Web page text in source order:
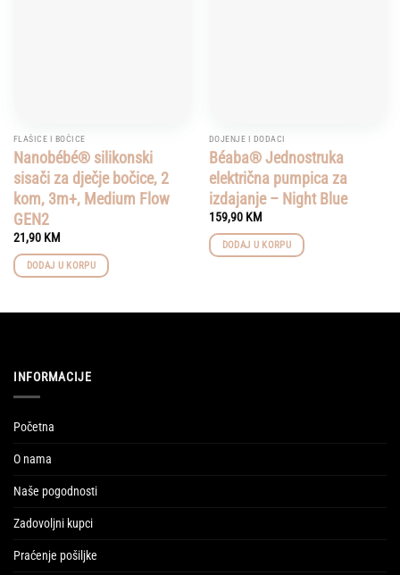
FLAŠICE I BOČICE
Nanobébé® silikonski
sisači za dječje bočice, 2
kom, 3m+, Medium Flow
GEN2
21,90 KM
DODAJ U KORPU
DOJENJE I DODACI
Béaba® Jednostruka
električna pumpica za
izdajanje – Night Blue
159,90 KM
DODAJ U KORPU
INFORMACIJE
Početna
O nama
Naše pogodnosti
Zadovoljni kupci
Praćenje pošiljke